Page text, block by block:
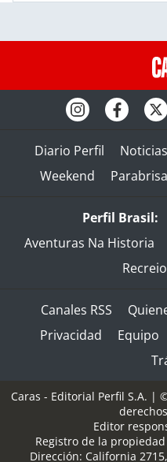
Diario Perfil Noticias
Weekend
Perfil Brasil:
Aventuras Na Historia
Recreio
Canales RSS
Privacidad
Equipo
Caras - Editorial Perfil S.A. |
Editor
Registro de la
Dirección: California 2715,